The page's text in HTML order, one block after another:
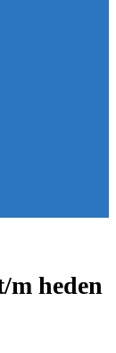
m heden